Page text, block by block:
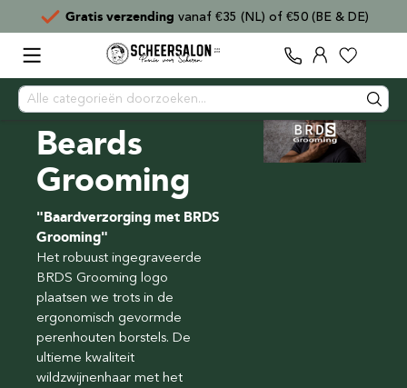
Gratis verzending vanaf €35 (NL) of €50 (BE & DE)
Beards
Grooming
"Baardverzorging met BRDS
Grooming"
Het robuust ingegraveerde
BRDS Grooming logo
plaatsen we trots in de
ergonomisch gevormde
perenhouten borstels. De
ultieme kwaliteit
wildzwijnenhaar met het